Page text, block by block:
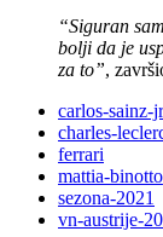
“Siguran
bolji da je
za to”,
carlos-sainz-jr
charles-
ferrari
mattia-binotto
sezona-2021
vn-austrije-